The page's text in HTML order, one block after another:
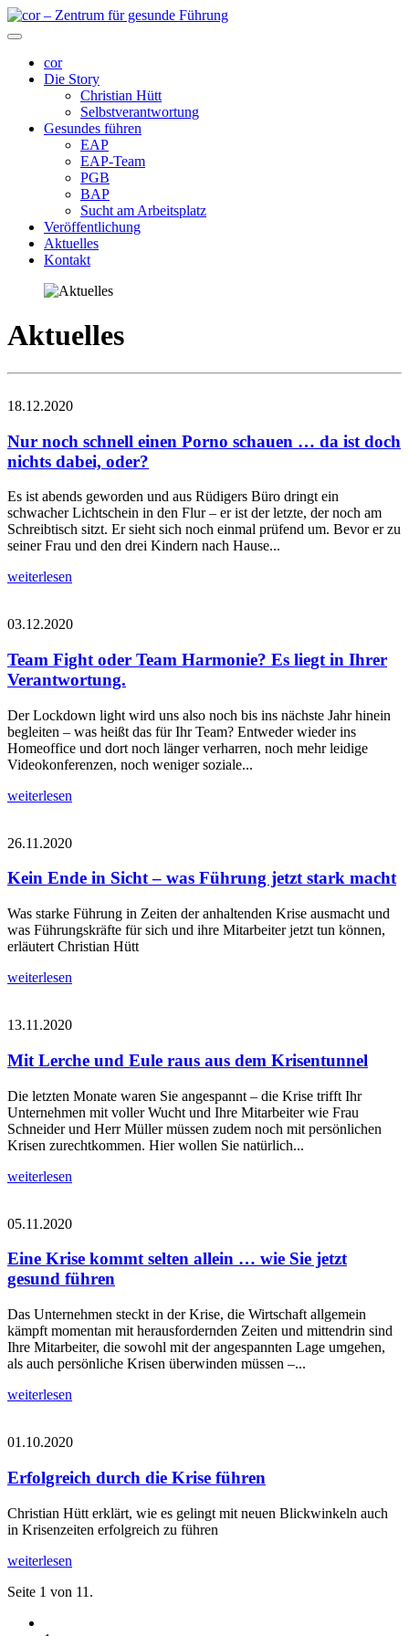
cor
Die Story
Christian Hütt
Selbstverantwortung
Gesundes führen
EAP
EAP-Team
PGB
BAP
Sucht am Arbeitsplatz
Veröffentlichung
Aktuelles
Kontakt
Aktuelles
18.12.2020
Nur noch schnell einen Porno schauen … da ist doch
nichts dabei, oder?
Es ist abends geworden und aus Rüdigers Büro dringt ein
schwacher Lichtschein in den Flur – er ist der letzte, der noch am
Schreibtisch sitzt. Er sieht sich noch einmal prüfend um. Bevor er zu
seiner Frau und den drei Kindern nach Hause...
weiterlesen
03.12.2020
Team Fight oder Team Harmonie? Es liegt in Ihrer
Verantwortung.
Der Lockdown light wird uns also noch bis ins nächste Jahr hinein
begleiten – was heißt das für Ihr Team? Entweder wieder ins
Homeoffice und dort noch länger verharren, noch mehr leidige
Videokonferenzen, noch weniger soziale...
weiterlesen
26.11.2020
Kein Ende in Sicht – was Führung jetzt stark macht
Was starke Führung in Zeiten der anhaltenden Krise ausmacht und
was Führungskräfte für sich und ihre Mitarbeiter jetzt tun können,
erläutert Christian Hütt
weiterlesen
13.11.2020
Mit Lerche und Eule raus aus dem Krisentunnel
Die letzten Monate waren Sie angespannt – die Krise trifft Ihr
Unternehmen mit voller Wucht und Ihre Mitarbeiter wie Frau
Schneider und Herr Müller müssen zudem noch mit persönlichen
Krisen zurechtkommen. Hier wollen Sie natürlich...
weiterlesen
05.11.2020
Eine Krise kommt selten allein … wie Sie jetzt
gesund führen
Das Unternehmen steckt in der Krise, die Wirtschaft allgemein
kämpft momentan mit herausfordernden Zeiten und mittendrin sind
Ihre Mitarbeiter, die sowohl mit der angespannten Lage umgehen,
als auch persönliche Krisen überwinden müssen –...
weiterlesen
01.10.2020
Erfolgreich durch die Krise führen
Christian Hütt erklärt, wie es gelingt mit neuen Blickwinkeln auch
in Krisenzeiten erfolgreich zu führen
weiterlesen
Seite 1 von 11.